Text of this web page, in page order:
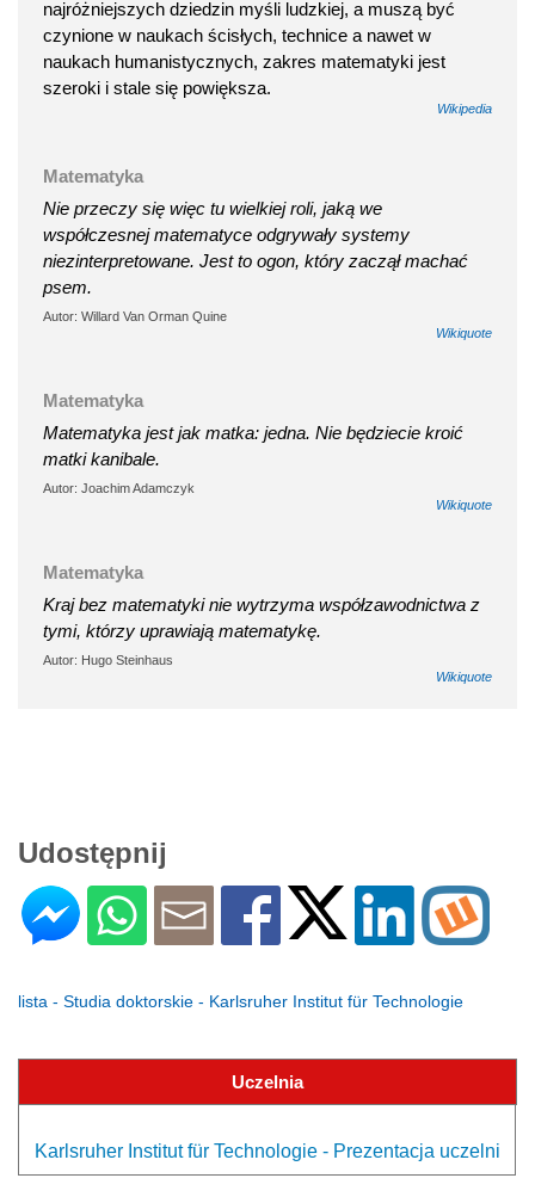
najróżniejszych dziedzin myśli ludzkiej, a muszą być
czynione w naukach ścisłych, technice a nawet w
naukach humanistycznych, zakres matematyki jest
szeroki i stale się powiększa.
Wikipedia
Matematyka
Nie przeczy się więc tu wielkiej roli, jaką we
współczesnej matematyce odgrywały systemy
niezinterpretowane. Jest to ogon, który zaczął machać
psem.
Autor: Willard Van Orman Quine
Wikiquote
Matematyka
Matematyka jest jak matka: jedna. Nie będziecie kroić
matki kanibale.
Autor: Joachim Adamczyk
Wikiquote
Matematyka
Kraj bez matematyki nie wytrzyma współzawodnictwa z
tymi, którzy uprawiają matematykę.
Autor: Hugo Steinhaus
Wikiquote
Udostępnij
lista - Studia doktorskie - Karlsruher Institut für Technologie
Uczelnia
Karlsruher Institut für Technologie - Prezentacja uczelni